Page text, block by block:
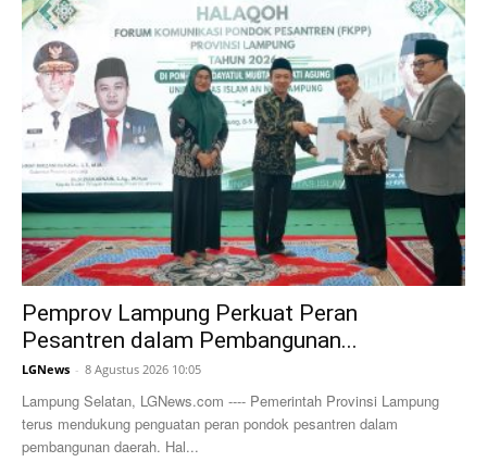
Pemprov Lampung Perkuat Peran
Pesantren dalam Pembangunan...
LGNews - 8 Agustus 2026 10:05
Lampung Selatan, LGNews.com ---- Pemerintah Provinsi Lampung
terus mendukung penguatan peran pondok pesantren dalam
pembangunan daerah. Hal...